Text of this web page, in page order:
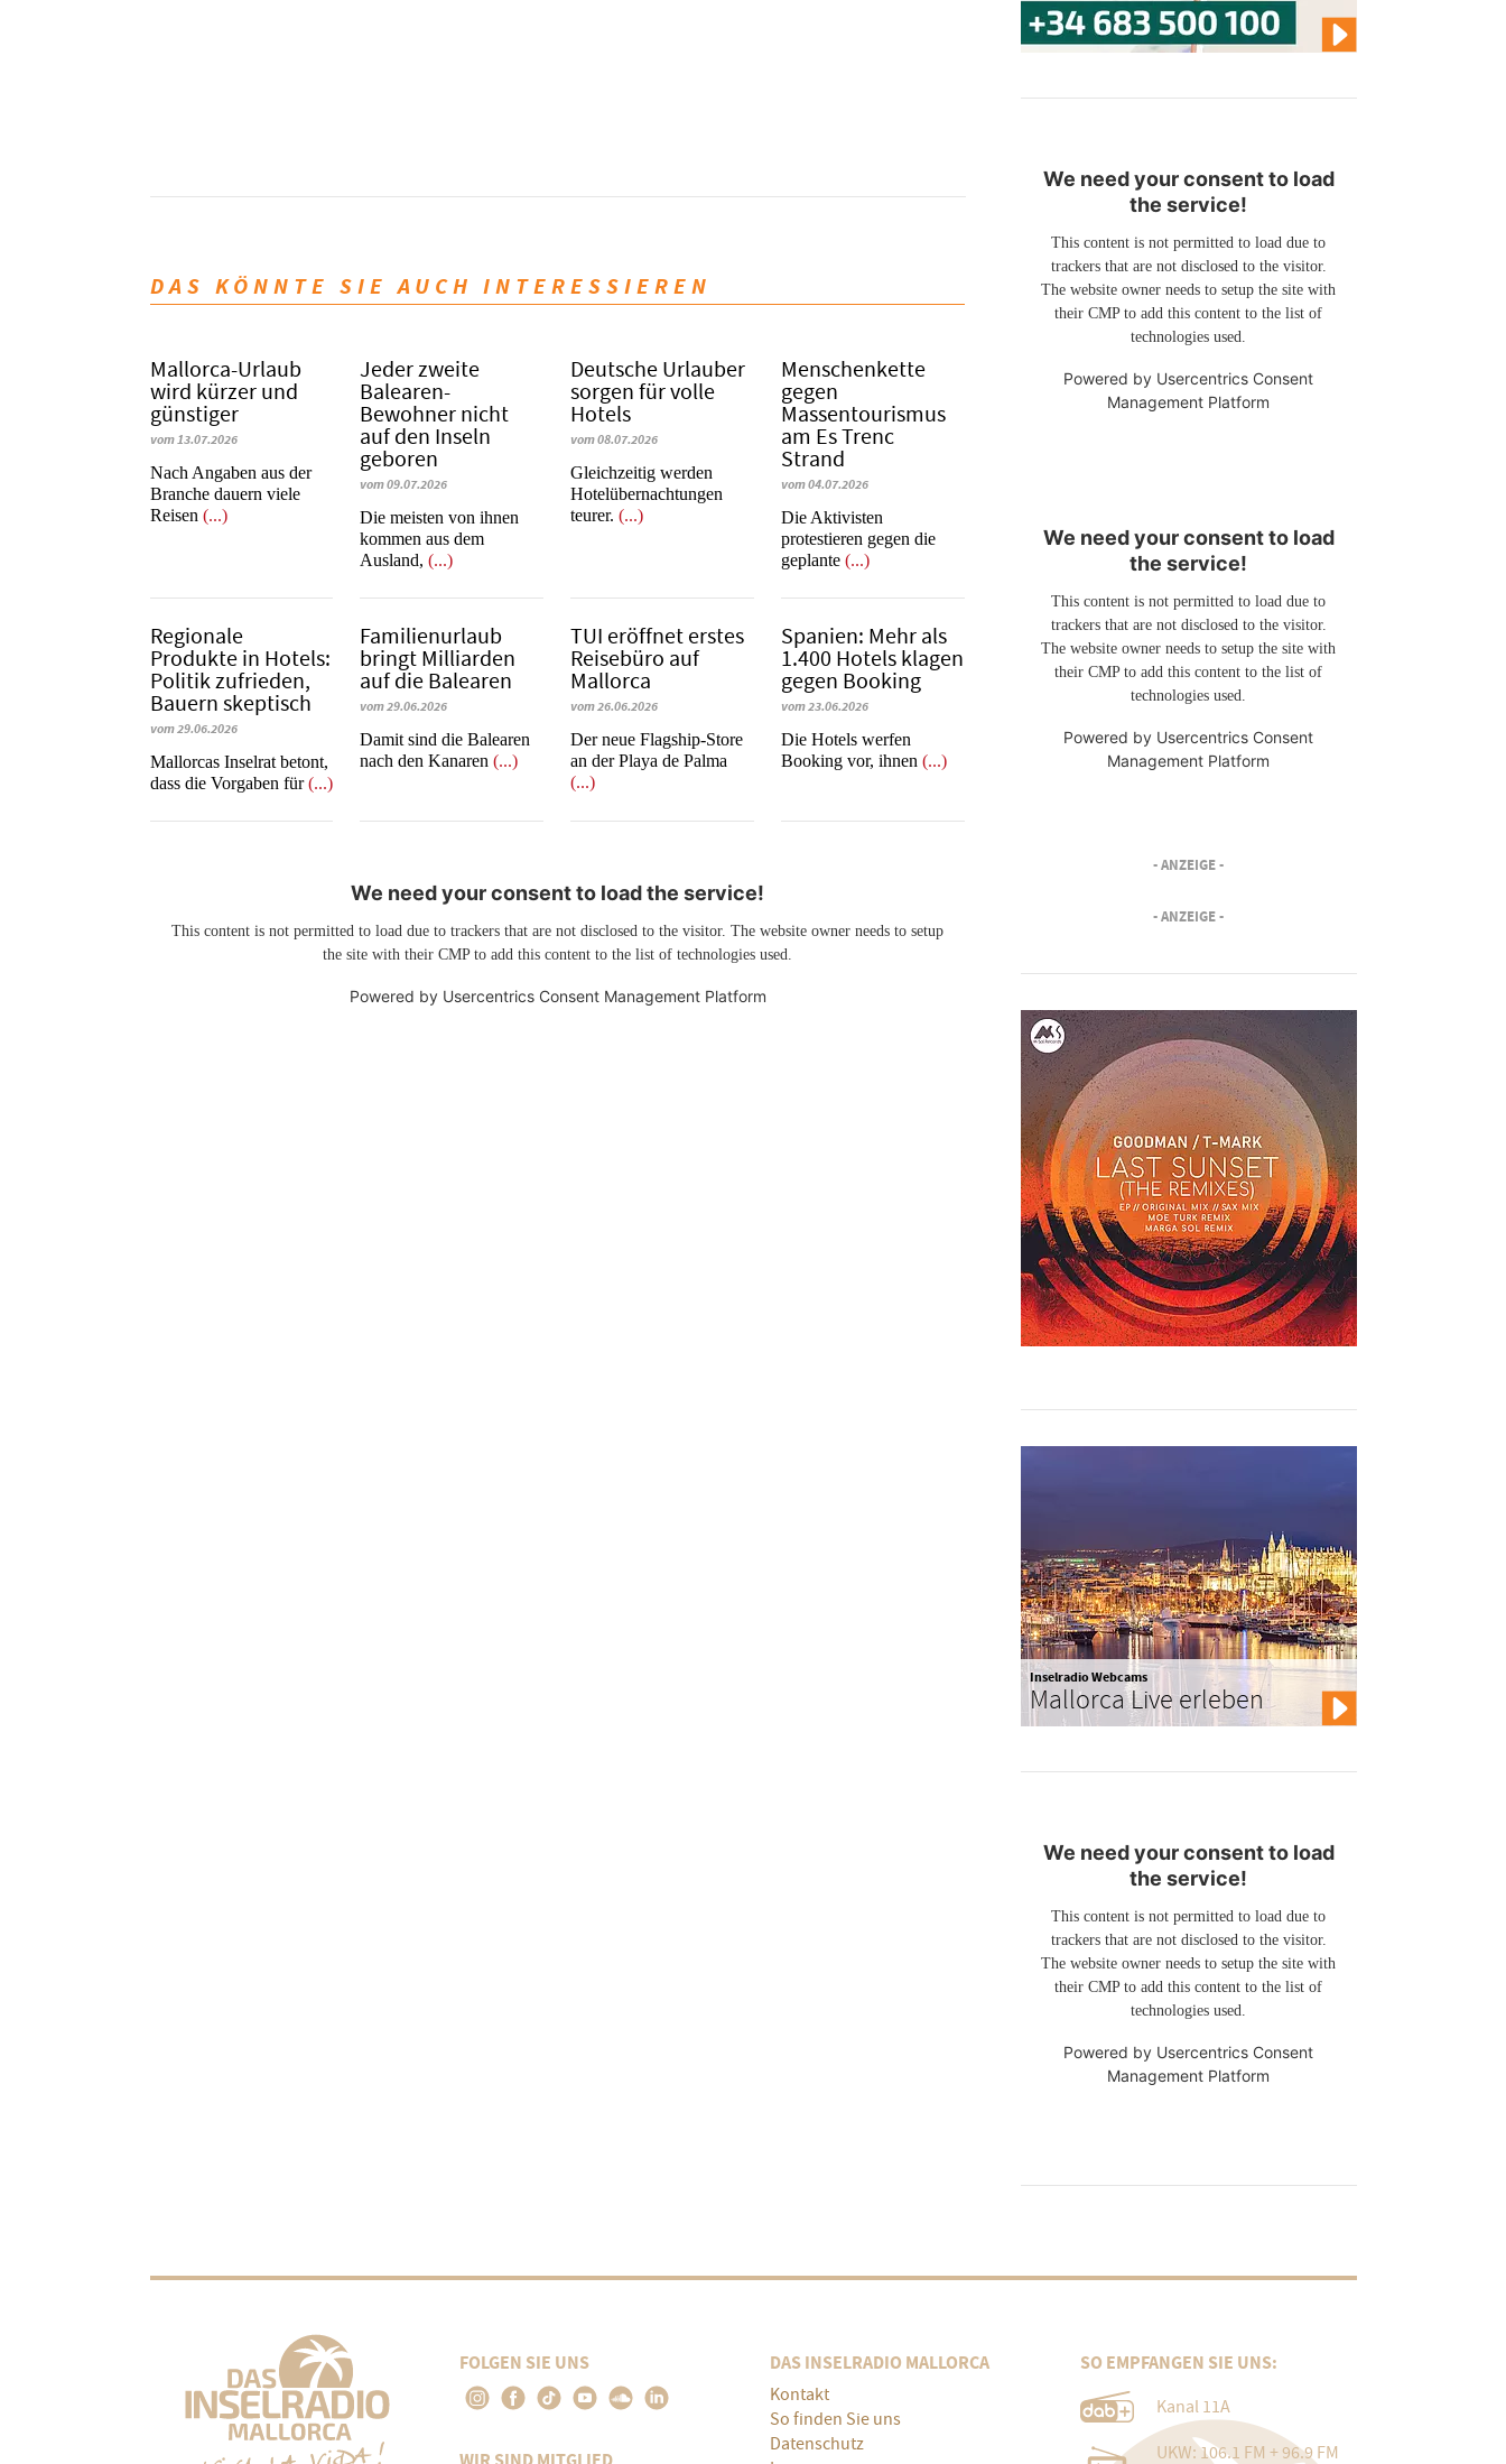
DAS KÖNNTE SIE AUCH INTERESSIEREN
Mallorca-Urlaub
wird kürzer und
günstiger
vom 13.07.2026
Nach Angaben aus der
Branche dauern viele
Reisen (...)
Jeder zweite
Balearen-
Bewohner nicht
auf den Inseln
geboren
vom 09.07.2026
Die meisten von ihnen
kommen aus dem
Ausland,(...)
Deutsche Urlauber
sorgen für volle
Hotels
vom 08.07.2026
Gleichzeitig werden
Hotelübernachtungen
teurer.(...)
Menschenkette
gegen
Massentourismus
am Es Trenc
Strand
vom 04.07.2026
Die Aktivisten
protestieren gegen die
geplante(...)
Regionale
Produkte in Hotels:
Politik zufrieden,
Bauern skeptisch
vom 29.06.2026
Mallorcas Inselrat betont,
dass die Vorgaben für(...)
Familienurlaub
bringt Milliarden
auf die Balearen
vom 29.06.2026
​​​​​​​Damit sind die Balearen
nach den Kanaren(...)
TUI eröffnet erstes
Reisebüro auf
Mallorca
vom 26.06.2026
Der neue Flagship-Store
an der Playa de Palma
(...)
Spanien: Mehr als
1.400 Hotels klagen
gegen Booking
vom 23.06.2026
​​​​​​​Die Hotels werfen
Booking vor, ihnen(...)
We need your consent to load the service!
This content is not permitted to load due to trackers that are not disclosed to the visitor. The website owner needs to setup
the site with their CMP to add this content to the list of technologies used.
Powered by Usercentrics Consent Management Platform
We need your consent to load
the service!
This content is not permitted to load due to
trackers that are not disclosed to the visitor.
The website owner needs to setup the site with
their CMP to add this content to the list of
technologies used.
Powered by Usercentrics Consent
Management Platform
We need your consent to load
the service!
This content is not permitted to load due to
trackers that are not disclosed to the visitor.
The website owner needs to setup the site with
their CMP to add this content to the list of
technologies used.
Powered by Usercentrics Consent
Management Platform
- ANZEIGE -
- ANZEIGE -
Inselradio Webcams
Mallorca Live erleben
We need your consent to load
the service!
This content is not permitted to load due to
trackers that are not disclosed to the visitor.
The website owner needs to setup the site with
their CMP to add this content to the list of
technologies used.
Powered by Usercentrics Consent
Management Platform
FOLGEN SIE UNS DAS INSELRADIO MALLORCA
Kontakt
So finden Sie uns
Datenschutz
SO EMPFANGEN SIE UNS:
Kanal 11A
UKW: 106.1 FM + 96.9 FM